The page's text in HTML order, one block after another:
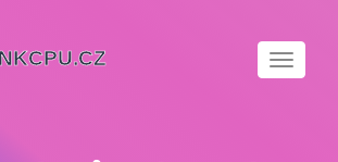
Zobrazit
navigaci